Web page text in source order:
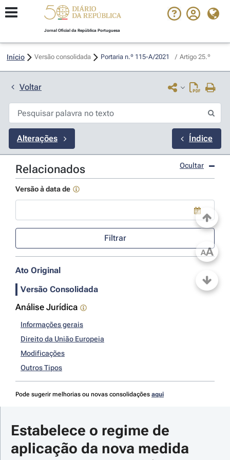
Jornal Oficial da República Portuguesa
Início Versão consolidada Portaria n.º 115-A/2021 / Artigo 25.º
Voltar
Alterações Índice
Relacionados Ocultar
Versão à data de
Use a tecla de seta para baixo para abrir o calendário; Use as
Filtrar
Ato Original
Versão Consolidada
Análise Jurídica
Informações gerais
Direito da União Europeia
Modificações
Outros Tipos
Pode sugerir melhorias ou novas consolidações aqui
Estabelece o regime de
aplicação da nova medida
AA